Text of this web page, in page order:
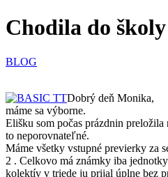
Chodila do
BLOG
Dobrý deň Monika,
máme sa výborne.
Elišku som počas prázdnin
to neporovnateľné.
Máme všetky vstupné previerky za
2 . Celkovo má známky iba
kolektív v triede ju prijal úplne bez